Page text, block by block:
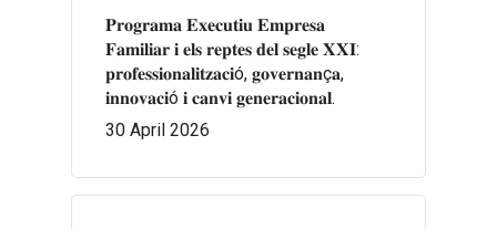
𝐏𝐫𝐨𝐠𝐫𝐚𝐦𝐚 𝐄𝐱𝐞𝐜𝐮𝐭𝐢𝐮 𝐄𝐦𝐩𝐫𝐞𝐬𝐚
𝐅𝐚𝐦𝐢𝐥𝐢𝐚𝐫 𝐢 𝐞𝐥𝐬 𝐫𝐞𝐩𝐭𝐞𝐬 𝐝𝐞𝐥 𝐬𝐞𝐠𝐥𝐞 𝐗𝐗𝐈:
𝐩𝐫𝐨𝐟𝐞𝐬𝐬𝐢𝐨𝐧𝐚𝐥𝐢𝐭𝐳𝐚𝐜𝐢ó, 𝐠𝐨𝐯𝐞𝐫𝐧𝐚𝐧ç𝐚,
𝐢𝐧𝐧𝐨𝐯𝐚𝐜𝐢ó 𝐢 𝐜𝐚𝐧𝐯𝐢 𝐠𝐞𝐧𝐞𝐫𝐚𝐜𝐢𝐨𝐧𝐚𝐥.
30 April 2026